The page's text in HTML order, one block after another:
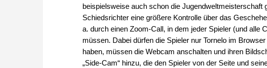
beispielsweise auch schon die Jugendweltmeisterschaft
Schiedsrichter eine größere Kontrolle über das
a. durch einen Zoom-Call, in dem jeder Spieler (und alle
müssen. Dabei dürfen die Spieler nur Tornelo im
haben, müssen die Webcam anschalten und ihren
„Side-Cam“ hinzu, die den Spieler von der Seite und